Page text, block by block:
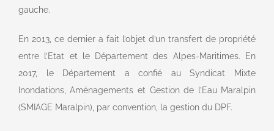
gauche.
En 2013, ce dernier a fait l’objet d’un transfert de propriété
entre l’Etat et le Département des Alpes-Maritimes. En
2017, le Département a confié au Syndicat Mixte
Inondations, Aménagements et Gestion de l’Eau Maralpin
(SMIAGE Maralpin), par convention, la gestion du DPF.